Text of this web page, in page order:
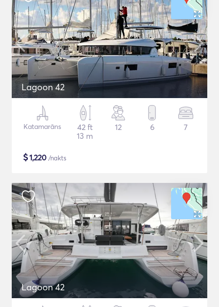
Lagoon 42
Katamarāns
42 ft
13 m
12 6 7
$1,220 /nakts
Lagoon 42